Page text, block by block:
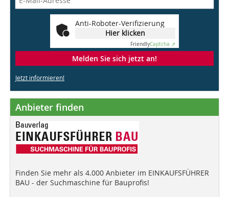
Anti-Roboter-Verifizierung
Hier klicken
FriendlyCaptcha ⇗
Melden Sie sich jetzt an!
Jetzt informieren!
Anbieter finden
Finden Sie mehr als 4.000 Anbieter im EINKAUFSFÜHRER
BAU - der Suchmaschine für Bauprofis!